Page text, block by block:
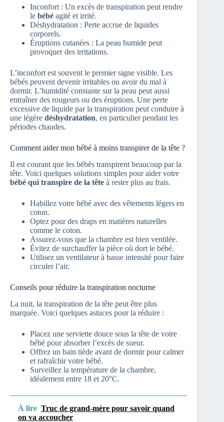
Inconfort : Un excès de transpiration peut rendre
le bébé agité et irrité.
Déshydratation : Perte accrue de liquides
corporels.
Éruptions cutanées : La peau humide peut
provoquer des irritations.
L’inconfort est souvent le premier signe visible. Les
bébés peuvent devenir irritables ou avoir du mal à
dormir. L’humidité constante sur la peau peut aussi
entraîner des rougeurs ou des éruptions. Une perte
excessive de liquide par la transpiration peut conduire à
une légère déshydratation, en particulier pendant les
périodes chaudes.
Comment aider mon bébé à moins transpirer de la tête ?
Il est courant que les bébés transpirent beaucoup par la
tête. Voici quelques solutions simples pour aider votre
bébé qui transpire de la tête à rester plus au frais.
Habillez votre bébé avec des vêtements légers en
coton.
Optez pour des draps en matières naturelles
comme le coton.
Assurez-vous que la chambre est bien ventilée.
Évitez de surchauffer la pièce où dort le bébé.
Utilisez un ventilateur à basse intensité pour faire
circuler l’air.
Conseils pour réduire la transpiration nocturne
La nuit, la transpiration de la tête peut être plus
marquée. Voici quelques astuces pour la réduire :
Placez une serviette douce sous la tête de votre
bébé pour absorber l’excès de sueur.
Offrez un bain tiède avant de dormir pour calmer
et rafraîchir votre bébé.
Surveillez la température de la chambre,
idéalement entre 18 et 20°C.
À lire Truc de grand-mère pour savoir quand
on va accoucher